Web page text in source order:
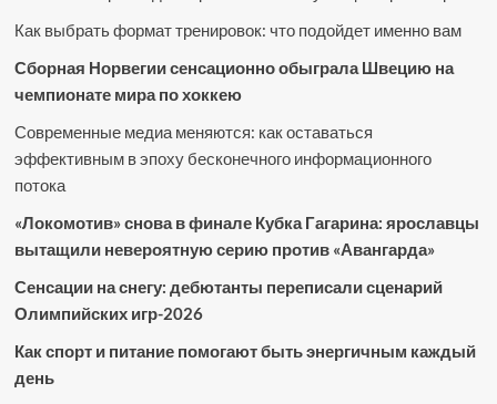
Как выбрать формат тренировок: что подойдет именно вам
Сборная Норвегии сенсационно обыграла Швецию на
чемпионате мира по хоккею
Современные медиа меняются: как оставаться
эффективным в эпоху бесконечного информационного
потока
«Локомотив» снова в финале Кубка Гагарина: ярославцы
вытащили невероятную серию против «Авангарда»
Сенсации на снегу: дебютанты переписали сценарий
Олимпийских игр-2026
Как спорт и питание помогают быть энергичным каждый
день